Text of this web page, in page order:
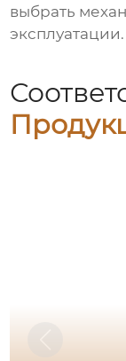
выбрать
эксплуатации.